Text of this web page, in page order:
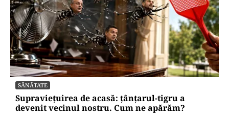
SĂNĂTATE
Supraviețuirea de acasă: țânțarul-tigru a
devenit vecinul nostru. Cum ne apărăm?